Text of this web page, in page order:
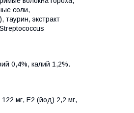
соли,
экстракт
0,4%, калий 1,2%.
мг, Е2 (йод) 2,2 мг,